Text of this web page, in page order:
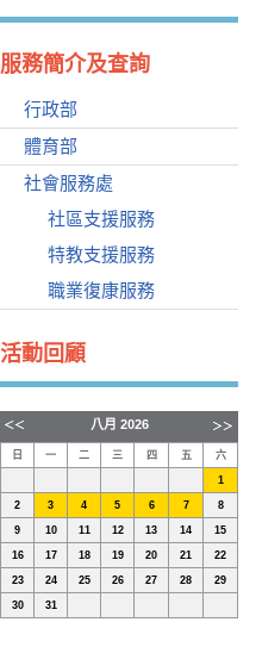
服務簡介及查詢
行政部
體育部
社會服務處
社區支援服務
特教支援服務
職業復康服務
活動回顧
八月 2026
日 一 二 三 四 五 六
1
2 3 4 5 6 7 8
9 10 11 12 13 14 15
16 17 18 19 20 21 22
23 24 25 26 27 28 29
30 31